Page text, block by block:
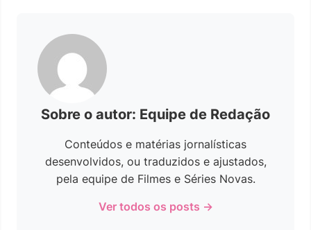
Sobre o autor: Equipe de Redação
Conteúdos e matérias jornalísticas
desenvolvidos, ou traduzidos e ajustados,
pela equipe de Filmes e Séries Novas.
Ver todos os posts →